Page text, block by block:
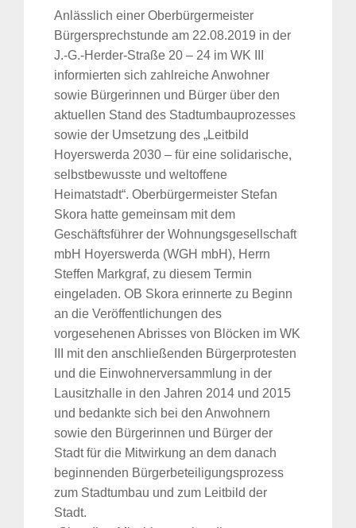
Anlässlich einer Oberbürgermeister
Bürgersprechstunde am 22.08.2019 in der
J.-G.-Herder-Straße 20 – 24 im WK III
informierten sich zahlreiche Anwohner
sowie Bürgerinnen und Bürger über den
aktuellen Stand des Stadtumbauprozesses
sowie der Umsetzung des „Leitbild
Hoyerswerda 2030 – für eine solidarische,
selbstbewusste und weltoffene
Heimatstadt“. Oberbürgermeister Stefan
Skora hatte gemeinsam mit dem
Geschäftsführer der Wohnungsgesellschaft
mbH Hoyerswerda (WGH mbH), Herrn
Steffen Markgraf, zu diesem Termin
eingeladen. OB Skora erinnerte zu Beginn
an die Veröffentlichungen des
vorgesehenen Abrisses von Blöcken im WK
III mit den anschließenden Bürgerprotesten
und die Einwohnerversammlung in der
Lausitzhalle in den Jahren 2014 und 2015
und bedankte sich bei den Anwohnern
sowie den Bürgerinnen und Bürger der
Stadt für die Mitwirkung an dem danach
beginnenden Bürgerbeteiligungsprozess
zum Stadtumbau und zum Leitbild der
Stadt.